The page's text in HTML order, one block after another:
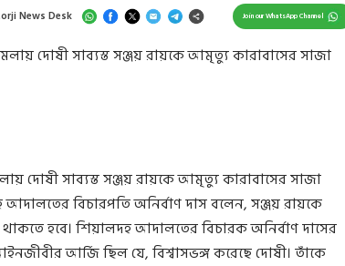
দোষী সাব্যস্ত সঞ্জয় রায়কে আমৃত্যু কারাবাসের সাজা
News Desk Join our WhatsApp Channel
দোষী সাব্যস্ত সঞ্জয় রায়কে আমৃত্যু কারাবাসের সাজা
বিচারপতি অনির্বাণ দাস বলেন, সঞ্জয় রায়কে
হবে। শিয়ালদহ আদালতের বিচারক অনির্বাণ দাসের
আর্জি ছিল যে, বিশ্বাসভঙ্গ করেছে দোষী। তাঁকে